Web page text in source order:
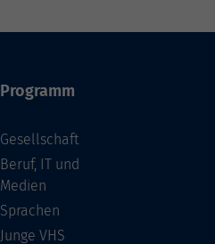
Programm
Gesellschaft
Beruf, IT und
Medien
Sprachen
Junge VHS